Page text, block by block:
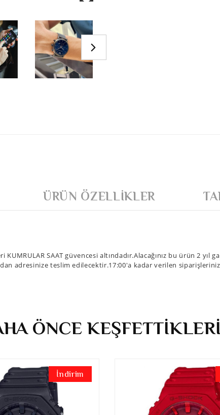
ÜRÜN ÖZELLIKLER
KUMRULAR SAAT güvencesi altındadır.Alacağınız bu ürün 2
adresinize teslim edilecektir.17:00'a kadar verilen
ÖNCE
İndirim